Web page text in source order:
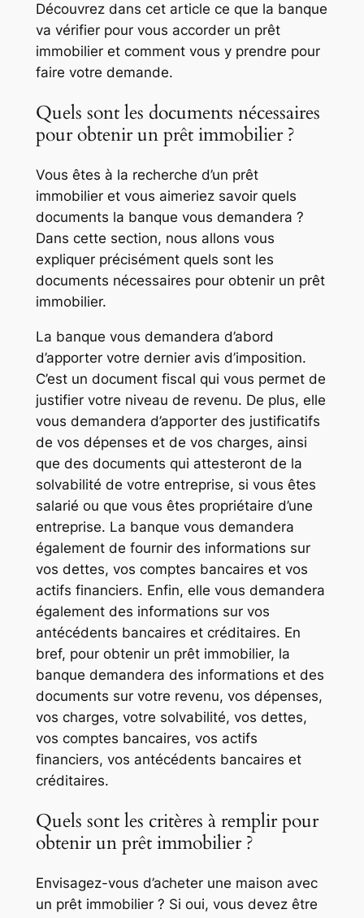
Découvrez dans cet article ce que la banque
va vérifier pour vous accorder un prêt
immobilier et comment vous y prendre pour
faire votre demande.
Quels sont les documents nécessaires
pour obtenir un prêt immobilier ?
Vous êtes à la recherche d’un prêt
immobilier et vous aimeriez savoir quels
documents la banque vous demandera ?
Dans cette section, nous allons vous
expliquer précisément quels sont les
documents nécessaires pour obtenir un prêt
immobilier.
La banque vous demandera d’abord
d’apporter votre dernier avis d’imposition.
C’est un document fiscal qui vous permet de
justifier votre niveau de revenu. De plus, elle
vous demandera d’apporter des justificatifs
de vos dépenses et de vos charges, ainsi
que des documents qui attesteront de la
solvabilité de votre entreprise, si vous êtes
salarié ou que vous êtes propriétaire d’une
entreprise. La banque vous demandera
également de fournir des informations sur
vos dettes, vos comptes bancaires et vos
actifs financiers. Enfin, elle vous demandera
également des informations sur vos
antécédents bancaires et créditaires. En
bref, pour obtenir un prêt immobilier, la
banque demandera des informations et des
documents sur votre revenu, vos dépenses,
vos charges, votre solvabilité, vos dettes,
vos comptes bancaires, vos actifs
financiers, vos antécédents bancaires et
créditaires.
Quels sont les critères à remplir pour
obtenir un prêt immobilier ?
Envisagez-vous d’acheter une maison avec
un prêt immobilier ? Si oui, vous devez être